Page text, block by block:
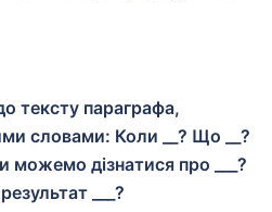
тексту параграфа,
словами: Коли __? Що __?
можемо дізнатися про ___?
___?